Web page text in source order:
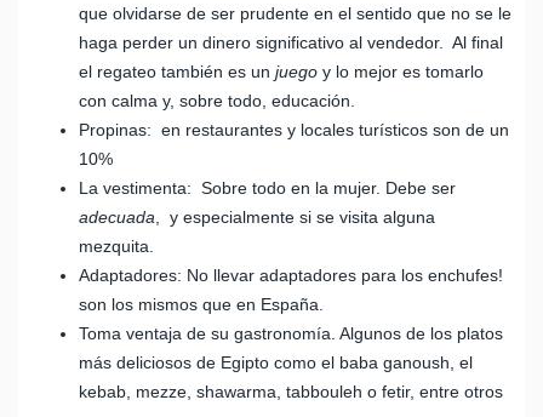
que olvidarse de ser prudente en el sentido que no se le
haga perder un dinero significativo al vendedor. Al final
el regateo también es un juego y lo mejor es tomarlo
con calma y, sobre todo, educación.
Propinas: en restaurantes y locales turísticos son de un
10%
La vestimenta: Sobre todo en la mujer. Debe ser
adecuada , y especialmente si se visita alguna
mezquita.
Adaptadores: No llevar adaptadores para los enchufes!
son los mismos que en España.
Toma ventaja de su gastronomía. Algunos de los platos
más deliciosos de Egipto como el baba ganoush, el
kebab, mezze, shawarma, tabbouleh o fetir, entre otros